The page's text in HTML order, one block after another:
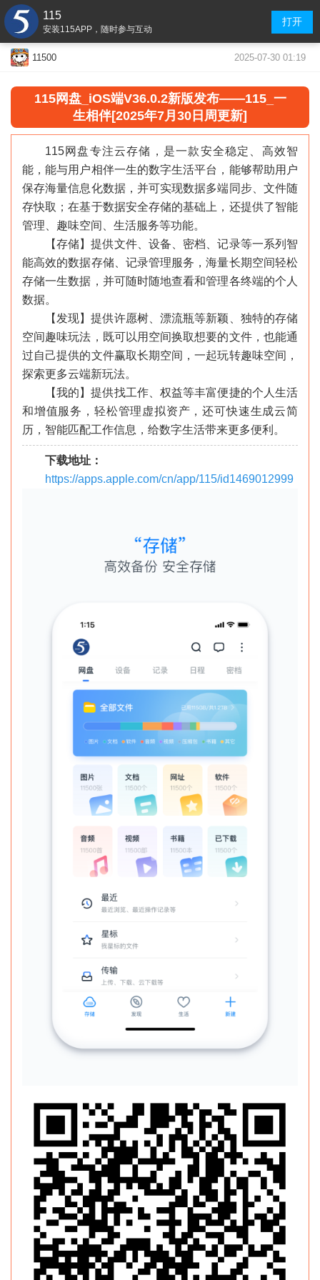
115
安装115APP，随时参与互动
打开
11500 2025-07-30 01:19
115网盘_iOS端V36.0.2新版发布——115_一
生相伴[2025年7月30日周更新]
115网盘专注云存储，是一款安全稳定、高效智
能，能与用户相伴一生的数字生活平台，能够帮助用户
保存海量信息化数据，并可实现数据多端同步、文件随
存快取；在基于数据安全存储的基础上，还提供了智能
管理、趣味空间、生活服务等功能。
【存储】提供文件、设备、密档、记录等一系列智
能高效的数据存储、记录管理服务，海量长期空间轻松
存储一生数据，并可随时随地查看和管理各终端的个人
数据。
【发现】提供许愿树、漂流瓶等新颖、独特的存储
空间趣味玩法，既可以用空间换取想要的文件，也能通
过自己提供的文件赢取长期空间，一起玩转趣味空间，
探索更多云端新玩法。
【我的】提供找工作、权益等丰富便捷的个人生活
和增值服务，轻松管理虚拟资产，还可快速生成云简
历，智能匹配工作信息，给数字生活带来更多便利。
下载地址：
https://apps.apple.com/cn/app/115/id1469012999